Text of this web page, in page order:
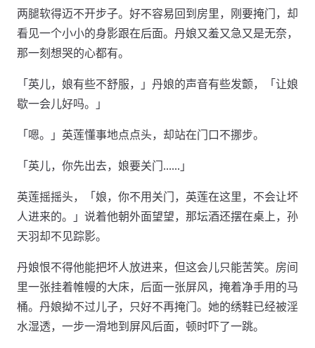
两腿软得迈不开步子。好不容易回到房里，刚要掩门，却
看见一个小小的身影跟在后面。丹娘又羞又急又是无奈，
那一刻想哭的心都有。
「英儿，娘有些不舒服，」丹娘的声音有些发颤，「让娘
歇一会儿好吗。」
「嗯。」英莲懂事地点点头，却站在门口不挪步。
「英儿，你先出去，娘要关门……」
英莲摇摇头，「娘，你不用关门，英莲在这里，不会让坏
人进来的。」说着他朝外面望望，那坛酒还摆在桌上，孙
天羽却不见踪影。
丹娘恨不得他能把坏人放进来，但这会儿只能苦笑。房间
里一张挂着帷幔的大床，后面一张屏风，掩着净手用的马
桶。丹娘拗不过儿子，只好不再掩门。她的绣鞋已经被淫
水湿透，一步一滑地到屏风后面，顿时吓了一跳。